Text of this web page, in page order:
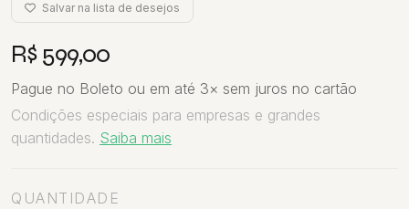
Salvar na lista de desejos
R$ 599,00
Pague no Boleto ou em até 3× sem juros no cartão
Condições especiais para empresas e grandes
quantidades. Saiba mais
QUANTIDADE